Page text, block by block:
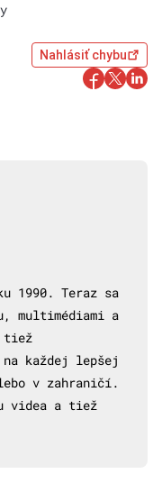
Nahlásiť chybu
1990. Teraz sa
multimédiami a
tiež
každej lepšej
v zahraničí.
videa a tiež